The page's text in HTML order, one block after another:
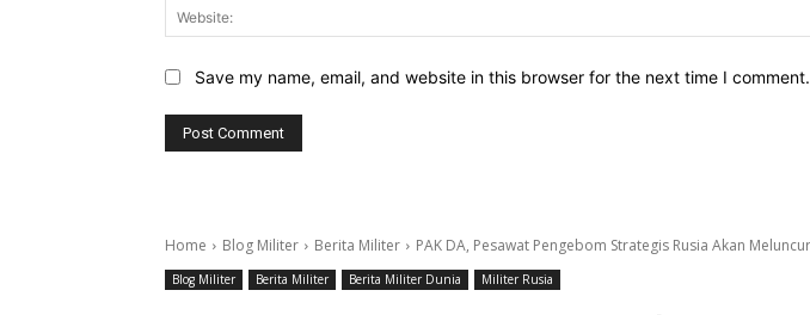
Save my name, email, and website in this browser for the next time I comment.